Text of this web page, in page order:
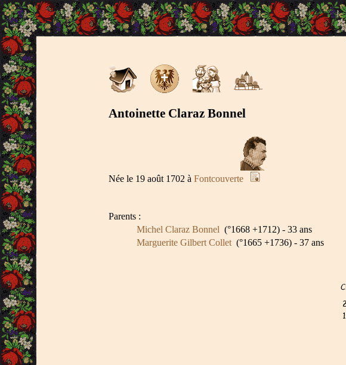
Antoinette Claraz Bonnel
Née le 19 août 1702 à Fontcouverte
Parents :
Michel Claraz Bonnel (°1668 +1712) - 33 ans
Marguerite Gilbert Collet (°1665 +1736) - 37 ans